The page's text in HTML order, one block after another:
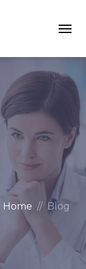
Home Blog